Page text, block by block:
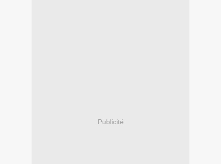
Publicité